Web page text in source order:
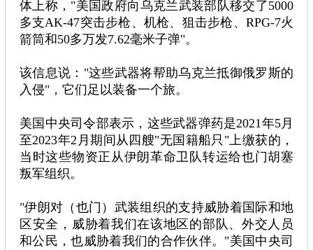
体上称，"美国政府向乌克兰武装部队移交了5000
多支AK-47突击步枪、机枪、狙击步枪、RPG-7火
箭筒和50多万发7.62毫米子弹"。
该信息说："这些武器将帮助乌克兰抵御俄罗斯的
入侵"，它们足以装备一个旅。
美国中央司令部表示，这些武器弹药是2021年5月
至2023年2月期间从四艘"无国籍船只"上缴获的，
当时这些物资正从伊朗革命卫队转运给也门胡塞
叛军组织。
"伊朗对（也门）武装组织的支持威胁着国际和地
区安全，威胁着我们在该地区的部队、外交人员
和公民，也威胁着我们的合作伙伴。"美国中央司